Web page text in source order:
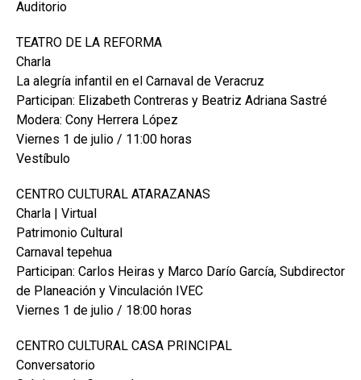
Auditorio
TEATRO DE LA REFORMA
Charla
La alegría infantil en el Carnaval de Veracruz
Participan: Elizabeth Contreras y Beatriz Adriana Sastré
Modera: Cony Herrera López
Viernes 1 de julio / 11:00 horas
Vestíbulo
CENTRO CULTURAL ATARAZANAS
Charla | Virtual
Patrimonio Cultural
Carnaval tepehua
Participan: Carlos Heiras y Marco Darío García, Subdirector
de Planeación y Vinculación IVEC
Viernes 1 de julio / 18:00 horas
CENTRO CULTURAL CASA PRINCIPAL
Conversatorio